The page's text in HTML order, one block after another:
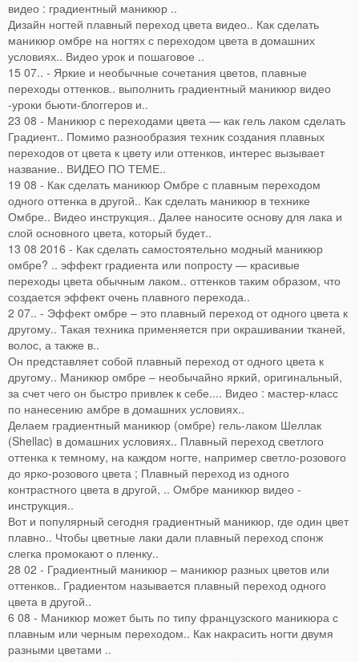
видео : градиентный маникюр ..
Дизайн ногтей плавный переход цвета видео.. Как сделать
маникюр омбре на ногтях с переходом цвета в домашних
условиях.. Видео урок и пошаговое ..
15 07.. - Яркие и необычные сочетания цветов, плавные
переходы оттенков.. выполнить градиентный маникюр видео
-уроки бьюти-блоггеров и..
23 08 - Маникюр с переходами цвета — как гель лаком сделать
Градиент.. Помимо разнообразия техник создания плавных
переходов от цвета к цвету или оттенков, интерес вызывает
название.. ВИДЕО ПО ТЕМЕ..
19 08 - Как сделать маникюр Омбре с плавным переходом
одного оттенка в другой.. Как сделать маникюр в технике
Омбре.. Видео инструкция.. Далее наносите основу для лака и
слой основного цвета, который будет..
13 08 2016 - Как сделать самостоятельно модный маникюр
омбре? .. эффект градиента или попросту — красивые
переходы цвета обычным лаком.. оттенков таким образом, что
создается эффект очень плавного перехода..
2 07.. - Эффект омбре – это плавный переход от одного цвета к
другому.. Такая техника применяется при окрашивании тканей,
волос, а также в..
Он представляет собой плавный переход от одного цвета к
другому.. Маникюр омбре – необычайно яркий, оригинальный,
за счет чего он быстро привлек к себе.... Видео : мастер-класс
по нанесению амбре в домашних условиях..
Делаем градиентный маникюр (омбре) гель-лаком Шеллак
(Shellac) в домашних условиях.. Плавный переход светлого
оттенка к темному, на каждом ногте, например светло-розового
до ярко-розового цвета ; Плавный переход из одного
контрастного цвета в другой, .. Омбре маникюр видео -
инструкция..
Вот и популярный сегодня градиентный маникюр, где один цвет
плавно.. Чтобы цветные лаки дали плавный переход спонж
слегка промокают о пленку..
28 02 - Градиентный маникюр – маникюр разных цветов или
оттенков.. Градиентом называется плавный переход одного
цвета в другой..
6 08 - Маникюр может быть по типу французского маникюра с
плавным или черным переходом.. Как накрасить ногти двумя
разными цветами ..